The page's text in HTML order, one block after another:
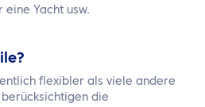
Yacht usw.
flexibler als viele andere
die